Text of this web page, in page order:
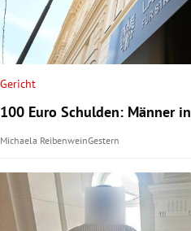
Gericht
100 Euro Schulden: Männer
Michaela ReibenweinGestern